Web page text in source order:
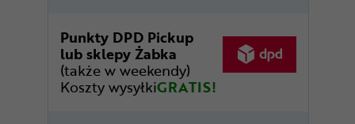
Punkty DPD Pickup
lub sklepy Żabka
(także w weekendy)
Koszty wysyłkiGRATIS!